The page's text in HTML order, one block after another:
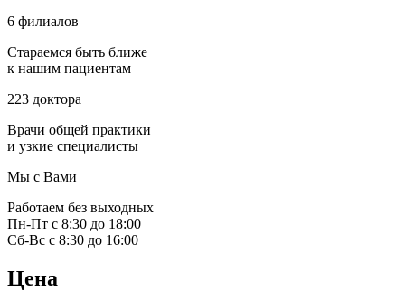
6 филиалов
Стараемся быть ближе
к нашим пациентам
223 доктора
Врачи общей практики
и узкие специалисты
Мы с Вами
Работаем без выходных
Пн-Пт с 8:30 до 18:00
Сб-Вс с 8:30 до 16:00
Цена